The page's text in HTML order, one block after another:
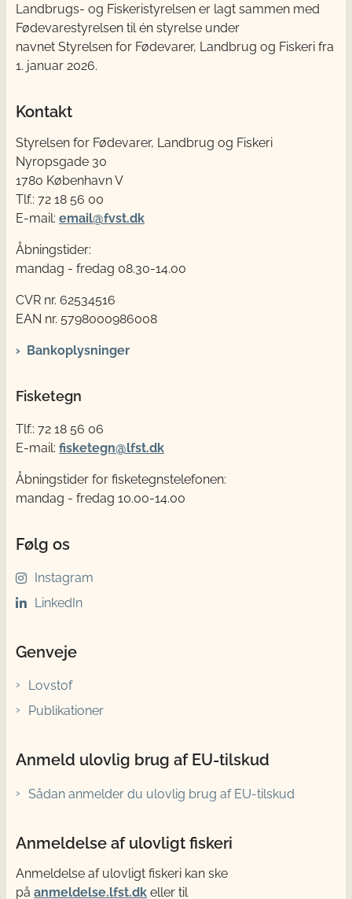
Landbrugs- og Fiskeristyrelsen er lagt sammen med
Fødevarestyrelsen til én styrelse under
navnet Styrelsen for Fødevarer, Landbrug og Fiskeri fra
1. januar 2026.
Kontakt
Styrelsen for Fødevarer, Landbrug og Fiskeri
Nyropsgade 30
1780 København V
Tlf.: 72 18 56 00
E-mail: email@fvst.dk
Åbningstider:
mandag - fredag 08.30-14.00
CVR nr. 62534516
EAN nr. 5798000986008
Bankoplysninger
Fisketegn
Tlf.: 72 18 56 06
E-mail: fisketegn@lfst.dk
Åbningstider for fisketegnstelefonen:
mandag - fredag 10.00-14.00
Følg os
Instagram
LinkedIn
Genveje
Lovstof
Publikationer
Anmeld ulovlig brug af EU-tilskud
Sådan anmelder du ulovlig brug af EU-tilskud
Anmeldelse af ulovligt fiskeri
Anmeldelse af ulovligt fiskeri kan ske
på anmeldelse.lfst.dk eller til